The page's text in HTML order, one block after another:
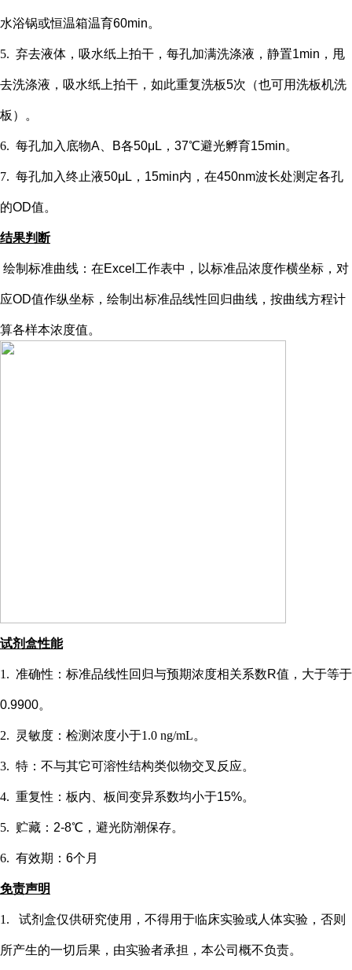
水浴锅或恒温箱温育60min。
5. 弃去液体，吸水纸上拍干，每孔加满洗涤液，静置1min，甩
去洗涤液，吸水纸上拍干，如此重复洗板5次（也可用洗板机洗
板）。
6. 每孔加入底物A、B各50μL，37℃避光孵育15min。
7. 每孔加入终止液50μL，15min内，在450nm波长处测定各孔
的OD值。
结果判断
绘制标准曲线：在Excel工作表中，以标准品浓度作横坐标，对
应OD值作纵坐标，绘制出标准品线性回归曲线，按曲线方程计
算各样本浓度值。
试剂盒性能
1. 准确性：标准品线性回归与预期浓度相关系数R值，大于等于
0.9900。
2. 灵敏度：检测浓度小于1.0 ng/mL。
3. 特：不与其它可溶性结构类似物交叉反应。
4. 重复性：板内、板间变异系数均小于15%。
5. 贮藏： 2-8℃，避光防潮保存。
6. 有效期： 6个月
免责声明
1. 试剂盒仅供研究使用，不得用于临床实验或人 体实验，否则
所产生的一切后果，由实验者承担，本公司概不负责。